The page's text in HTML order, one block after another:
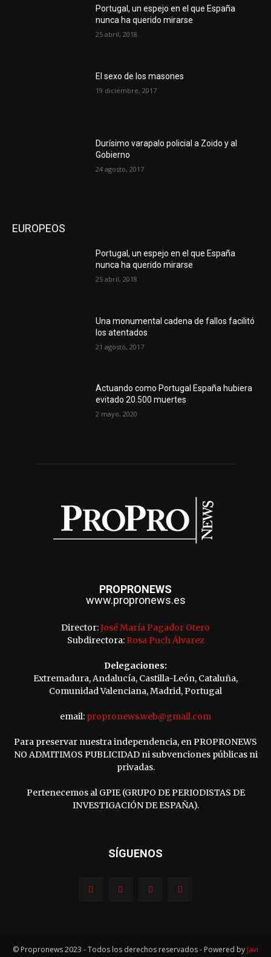
Portugal, un espejo en el que España
nunca ha querido mirarse
25 abril, 2018
El sexo de los masones
19 diciembre, 2017
Durísimo varapalo policial a Zoido y al
Gobierno
24 agosto, 2017
EUROPEOS
Portugal, un espejo en el que España
nunca ha querido mirarse
25 abril, 2018
Una monumental cadena de fallos facilitó
los atentados
21 agosto, 2017
Actuando como Portugal España hubiera
evitado 20.500 muertes
2 mayo, 2020
PROPRONEWS
www.propronews.es
Director:José María Pagador Otero
Subdirectora: Rosa Puch Álvarez
Delegaciones:
Extremadura, Andalucía, Castilla-León, Cataluña,
Comunidad Valenciana, Madrid, Portugal
email: propronews.web@gmail.com
Para preservar nuestra independencia, en PROPRONEWS
NO ADMITIMOS PUBLICIDAD ni subvenciones públicas ni
privadas.
Pertenecemos al GPIE (GRUPO DE PERIODISTAS DE
INVESTIGACIÓN DE ESPAÑA).
SÍGUENOS
© Propronews 2023 - Todos los derechos reservados - Powered by Javi